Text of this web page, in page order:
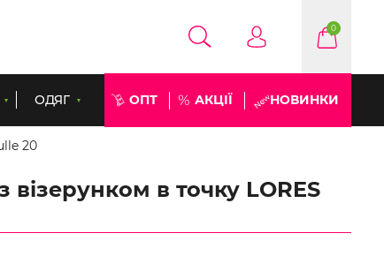
0
ОДЯГ ОПТ АКЦІЇ НОВИНКИ
20
візерунком в точку LORES